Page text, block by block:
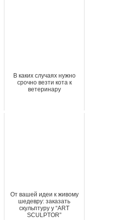
В каких случаях нужно
срочно везти кота к
ветеринару
От вашей идеи к живому
шедевру: заказать
скульптуру у “ART
SCULPTOR”